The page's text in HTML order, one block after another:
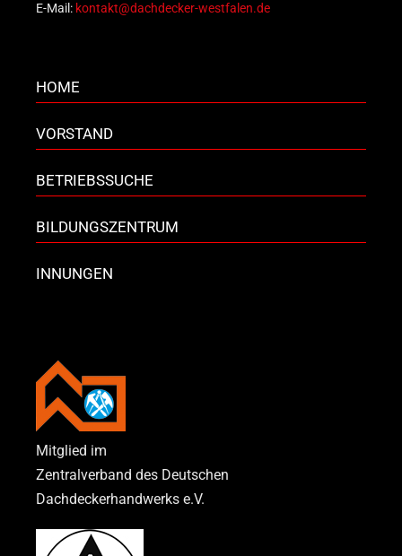
E-Mail: kontakt@dachdecker-westfalen.de
HOME
VORSTAND
BETRIEBSSUCHE
BILDUNGSZENTRUM
INNUNGEN
Mitglied im
Zentralverband des Deutschen
Dachdeckerhandwerks e.V.